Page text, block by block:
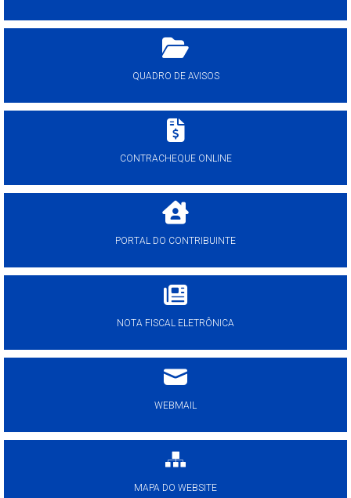
QUADRO DE AVISOS
CONTRACHEQUE ONLINE
PORTAL DO CONTRIBUINTE
NOTA FISCAL ELETRÔNICA
WEBMAIL
MAPA DO WEBSITE